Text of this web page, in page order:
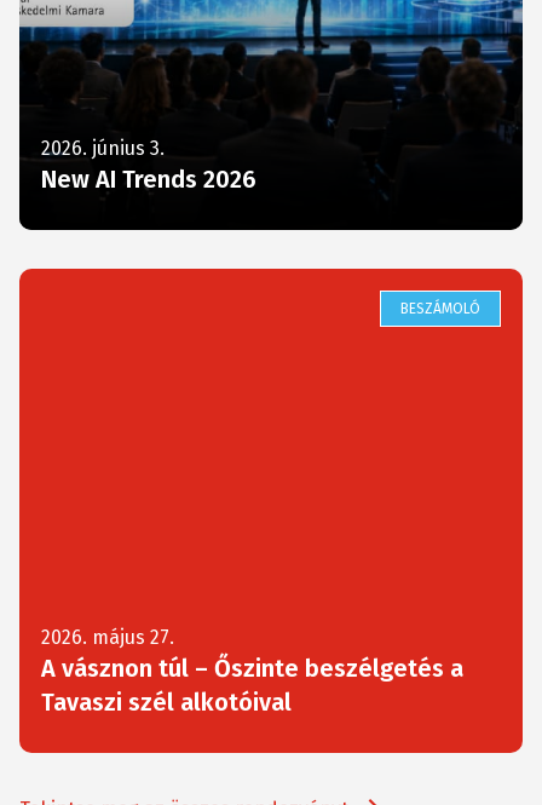
2026. június 3.
New AI Trends 2026
2026. május 27.
A vásznon túl – Őszinte beszélgetés a
Tavaszi szél alkotóival